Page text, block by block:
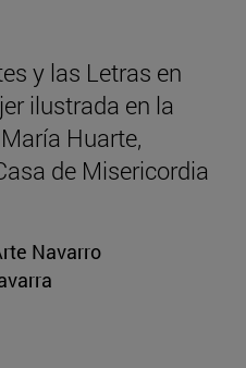
y las Letras en
ilustrada en la
Huarte,
de Misericordia
Navarro